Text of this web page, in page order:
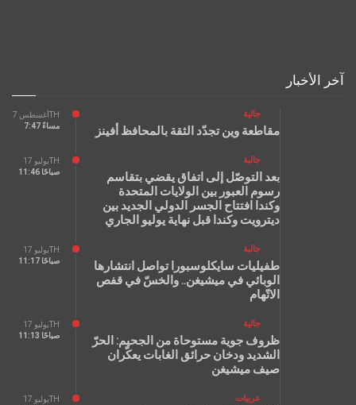
آخر الأخبار
أغسطس 7TH
7:47 مساءً
جالية
مقاطعة وين تجدّد الثقة بالمحافظ أفينز
يوليو 17TH
11:46 صباحًا
جالية
بعد التوصّل إلى اتفاق يقضي بتقاسم
رسوم العبور بين الولايات المتحدة
وكندا افتتاح الجسر الدولي الجديد بين
ديترويت وكندا قبل نهاية يوليو الجاري
يوليو 17TH
11:17 صباحًا
جالية
طفيليات سايكلوسبورا تواصل انتشارها
الوبائي في ميشيغن.. والخسّ في قفص
الاتّهام
يوليو 17TH
11:13 صباحًا
جالية
ظروف جوية مستوحاة من الجحيم: الحرّ
الشديد ودخان حرائق الغابات يعكّران
صيف ميشيغن
يوليو 17TH
عربيات